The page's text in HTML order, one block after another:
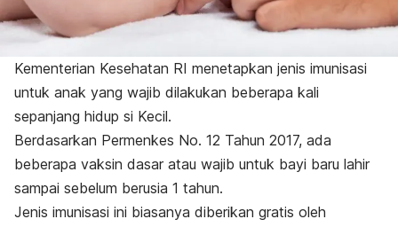
Kementerian Kesehatan RI menetapkan jenis imunisasi
untuk anak yang wajib dilakukan beberapa kali
sepanjang hidup si Kecil.
Berdasarkan Permenkes No. 12 Tahun 2017, ada
beberapa vaksin dasar atau wajib untuk bayi baru lahir
sampai sebelum berusia 1 tahun.
Jenis imunisasi ini biasanya diberikan gratis oleh